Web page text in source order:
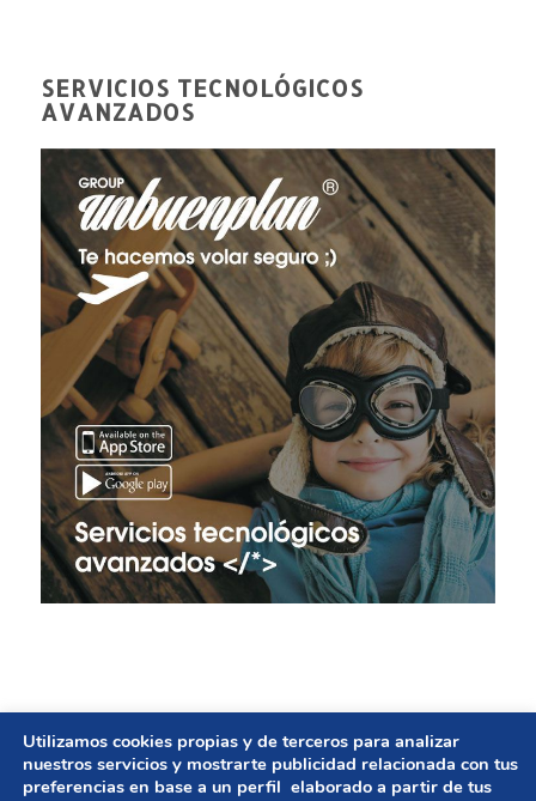
SERVICIOS TECNOLÓGICOS
AVANZADOS
© Copyright - GESTIÓN DE AYUNTAMIENTOS | Diseño
web
UNBUENPLAN GROUP
Utilizamos cookies propias y de terceros para analizar
nuestros servicios y mostrarte publicidad relacionada con tus
preferencias en base a un perfil elaborado a partir de tus